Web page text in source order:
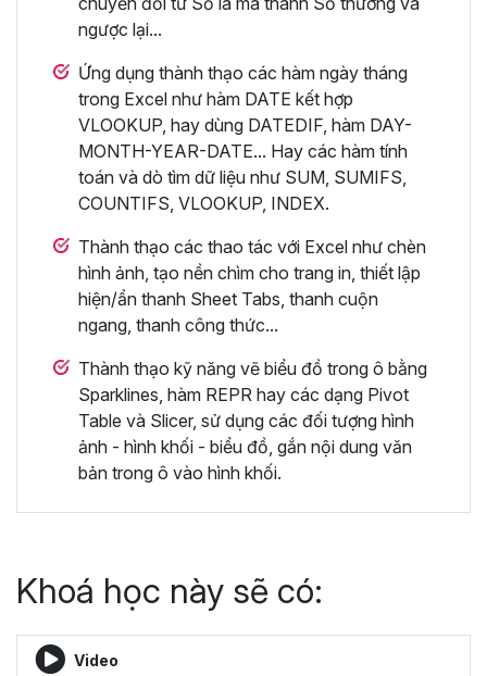
ngược lại...
Ứng dụng thành thạo các hàm ngày tháng
trong Excel như hàm DATE kết hợp
VLOOKUP, hay dùng DATEDIF, hàm DAY-
MONTH-YEAR-DATE... Hay các hàm tính
toán và dò tìm dữ liệu như SUM, SUMIFS,
COUNTIFS, VLOOKUP, INDEX.
Thành thạo các thao tác với Excel như chèn
hình ảnh, tạo nền chìm cho trang in, thiết lập
hiện/ẩn thanh Sheet Tabs, thanh cuộn
ngang, thanh công thức...
Thành thạo kỹ năng vẽ biểu đồ trong ô bằng
Sparklines, hàm REPR hay các dạng Pivot
Table và Slicer, sử dụng các đối tượng hình
ảnh - hình khối - biểu đồ, gắn nội dung văn
bản trong ô vào hình khối.
Khoá học này sẽ có:
Video